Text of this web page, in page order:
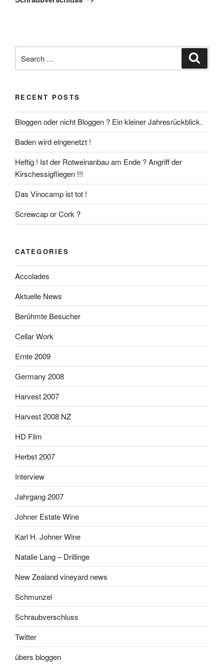
for:
RECENT POSTS
Bloggen oder nicht Bloggen ? Ein kleiner Jahresrückblick.
Baden wird eingenetzt !
Heftig ! Ist der Rotweinanbau am Ende ? Angriff der
Kirschessigfliegen !!!
Das Vinocamp ist tot !
Screwcap or Cork ?
CATEGORIES
Accolades
Aktuelle News
Berühmte Besucher
Cellar Work
Ernte 2009
Germany 2008
Harvest 2007
Harvest 2008 NZ
HD Film
Herbst 2007
Interview
Jahrgang 2007
Johner Estate Wine
Karl H. Johner Wine
Natalie Lang – Drillinge
New Zealand vineyard news
Schmunzel
Schraubverschluss
Twitter
übers bloggen